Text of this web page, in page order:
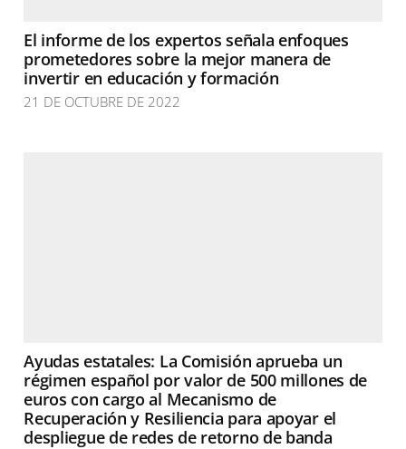
El informe de los expertos señala enfoques
prometedores sobre la mejor manera de
invertir en educación y formación
21 DE OCTUBRE DE 2022
Ayudas estatales: La Comisión aprueba un
régimen español por valor de 500 millones de
euros con cargo al Mecanismo de
Recuperación y Resiliencia para apoyar el
despliegue de redes de retorno de banda